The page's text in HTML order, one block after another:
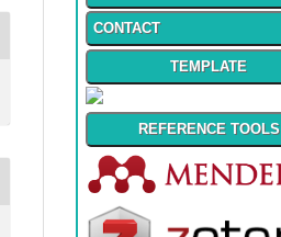
CONTACT
TEMPLATE
REFERENCE TOOLS